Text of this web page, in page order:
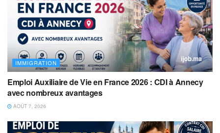
IMMIGRATION
Emploi Auxiliaire de Vie en France 2026 : CDI à Annecy
avec nombreux avantages
AOÛT 7, 2026